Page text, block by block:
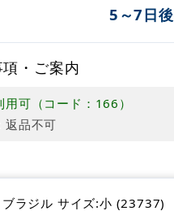
5～7日後
・ご案内
用可（コード：166）
返品不可
ラジル サイズ:小 (23737)